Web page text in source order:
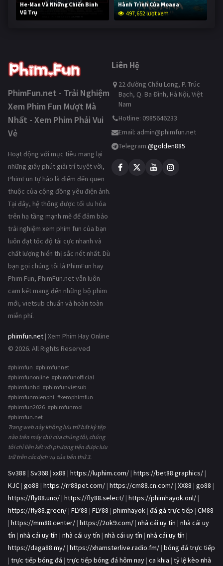
He-Man Và Những Chiến Binh
Vũ Trụ
247,008 lượt xem
Hành Trình Của Moana
497,652 lượt xem
PhimFun.net - Trải Nghiệm
Xem Phim Fun Mượt Mà
Nhất - Xem Phim Phải Vui
Vẻ
Hoạt động với mục tiêu mang lại
những giây phút giải trí tuyệt vời,
PhimFun tự hào là điểm đến quen
thuộc của cộng đồng yêu điện ảnh.
Tại đây, hệ thống được tối ưu hóa
trên hạ tầng mạnh mẽ để đảm bảo
trải nghiệm xem phim fun của bạn
luôn đạt tốc độ tải cực nhanh và
chất lượng hiển thị sắc nét nhất. Dù
bạn gọi chúng tôi là PhimFun hay
Phim Fun, PhimFun.net vẫn luôn
cam kết mang đến những bộ phim
mới, vietsub chuẩn và hoàn toàn
miễn phí.
phimfun.net | Xem Phim Hay Online
© 2026. All Rights Reserved
#phimfun #phimfunnet
#phimfunonline #phimfunofficial
#phimfunhd #phimfunvietsub
#phimfunmienphi #xemphimfun
#phimfun2026 #phimfunmoi
#phimfun.net
Trang web này không lưu trữ bất kỳ tệp
nào trên máy chủ của chúng tôi, chúng
tôi chỉ liên kết với phương tiện được lưu
trữ trên các dịch vụ của bên thứ 3.
Liên Hệ
22 đường Châu Long, P. Trúc
Bạch, Q. Ba Đình, Hà Nội, Việt
Nam
Hotline: 0985646233
Email: admin@phimfun.net
Telegram:@golden885
Sv388 | Sv368 | xx88 | https://luphim.com/ | https://bet88.graphics/ |
KJC | go88 | https://rr88pet.com/ | https://cm88.cn.com/ | XX88 | go88 |
https://fly88.uno/ | https://fly88.select/ | https://phimhayok.onl/ |
https://fly88.green/ | FLY88 | FLY88 | phimhayok | đá gà trực tiếp | CM88
| https://mm88.center/ | https://2ok9.com/ | nhà cái uy tín | nhà cái uy
tín | nhà cái uy tín | nhà cái uy tín | nhà cái uy tín | nhà cái uy tín |
https://daga88.my/ | https://xhamsterlive.radio.fm/ | bóng đá trực tiếp
| trực tiếp bóng đá | trực tiếp bóng đá hôm nay | ca khia | tỷ lệ kèo nhà